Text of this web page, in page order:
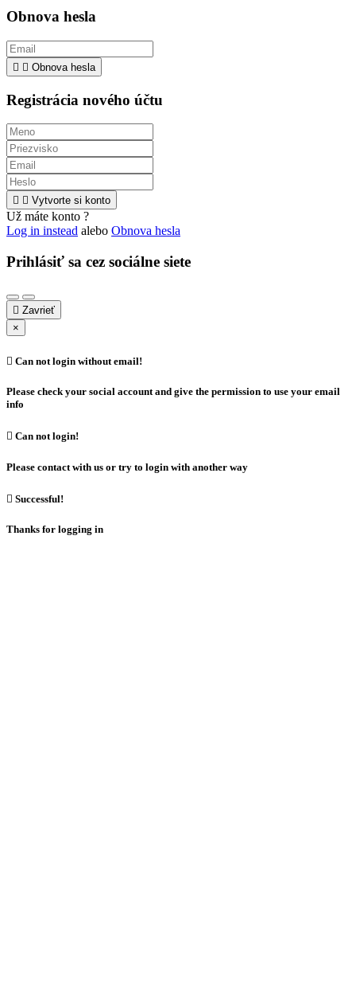
Obnova hesla
  Obnova hesla
Registrácia nového účtu
  Vytvorte si konto
Už máte konto ?
Log in instead alebo Obnova hesla
Prihlásiť sa cez sociálne siete
 Zavrieť
×
 Can not login without email!
Please check your social account and give the permission to use your email
info
 Can not login!
Please contact with us or try to login with another way
 Successful!
Thanks for logging in